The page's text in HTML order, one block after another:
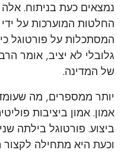
נמצאים כעת בניתוח. אלה
החלטות המוערכות על
המסתכלות על פורטוגל
גלובלי לא יציב, אומר
של המדינה.
יותר ממספרים, מה
אמון. אמון ביציבות
ביצוע. פורטוגל בילתה
וכעת היא מתחילה